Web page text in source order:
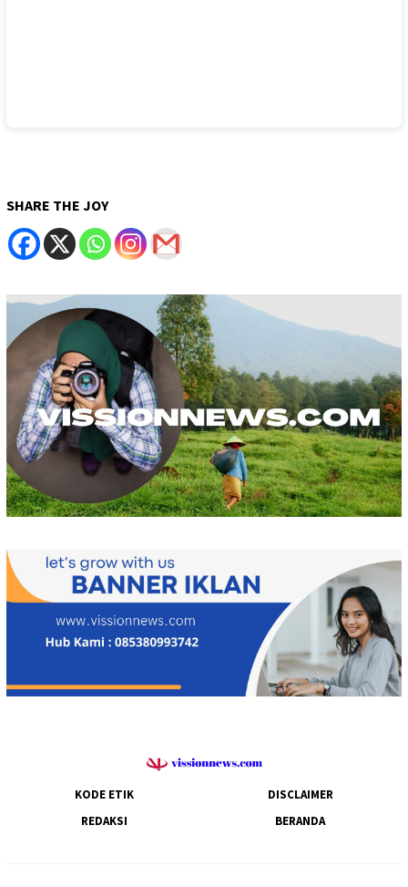
SHARE THE JOY
KODE ETIK
DISCLAIMER
REDAKSI
BERANDA